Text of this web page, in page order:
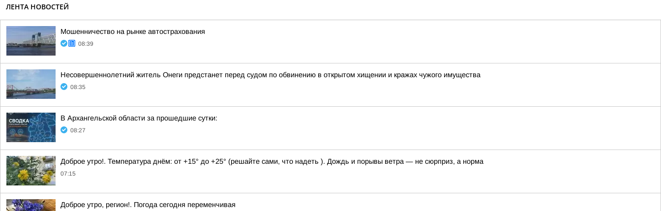
ЛЕНТА НОВОСТЕЙ
Мошенничество на рынке автострахования
08:39
Несовершеннолетний житель Онеги предстанет перед судом по обвинению в открытом хищении и кражах чужого имущества
08:35
В Архангельской области за прошедшие сутки:
08:27
Доброе утро!. Температура днём: от +15° до +25° (решайте сами, что надеть ). Дождь и порывы ветра — не сюрприз, а норма
07:15
Доброе утро, регион!. Погода сегодня переменчивая